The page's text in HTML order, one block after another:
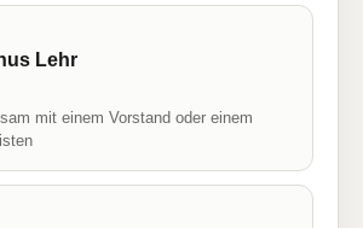
Lehr
mit einem Vorstand oder einem